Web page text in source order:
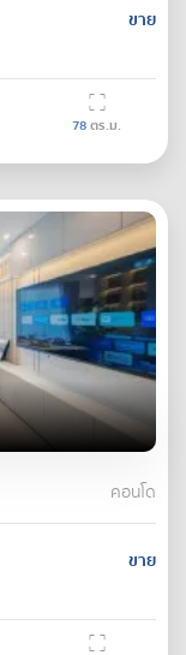
ขาย
78ตร.ม.
คอนโด
ขาย